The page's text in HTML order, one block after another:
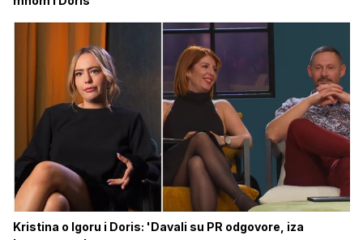
Kristina o Igoru i Doris: 'Davali su PR odgovore, iza